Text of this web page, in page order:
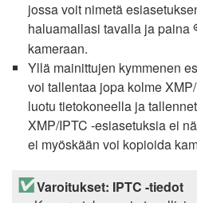
jossa voit nimetä
haluamallasi tavalla ja paina
kameraan.
Yllä mainittujen kymmenen
voi tallentaa jopa kolme
luotu tietokoneella ja
XMP/IPTC -esiasetuksia ei
ei myöskään voi kopioida
Varoitukset: IPTC -tiedot